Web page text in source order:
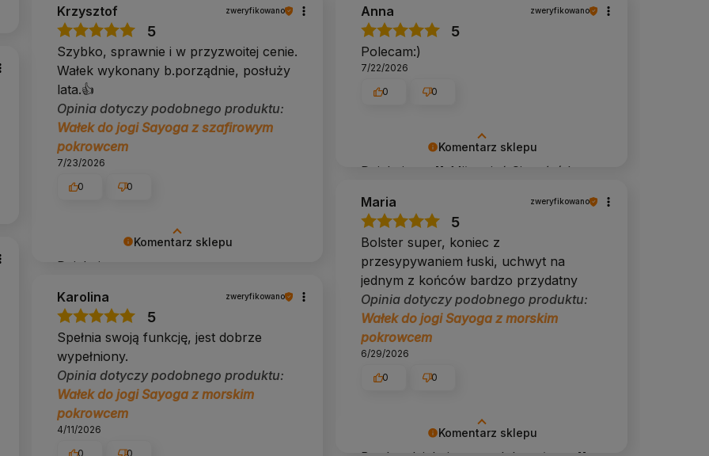
Zafu z podwójnym pokrowcem
siad do medytacji
tak, przez zamek
ok. 2 kg
natomiast zafu jest przeznaczone
Komentarz sklepu
Dziękujemy ✨
Krzysztof zweryfikowano
5
Szybko, sprawnie i w przyzwoitej cenie.
Wałek wykonany b.porządnie, posłuży
lata.👍️
Opinia dotyczy podobnego produktu:
Wałek do jogi Sayoga z szafirowym
pokrowcem
7/23/2026
0 0
Komentarz sklepu
Dziękujemy 💚 Miło mieć Cię wśród
Anna zweryfikowano
5
Polecam:)
7/22/2026
0 0
Komentarz sklepu
Maria zweryfikowano
5
Bolster super, koniec z
przesypywaniem łuski, uchwyt na
jednym z końców bardzo przydatny
Opinia dotyczy podobnego produktu:
Wałek do jogi Sayoga z morskim
pokrowcem
6/29/2026
0 0
Karolina zweryfikowano
5
Spełnia swoją funkcję, jest dobrze
wypełniony.
Opinia dotyczy podobnego produktu:
Wałek do jogi Sayoga z morskim
pokrowcem
4/11/2026
0 0